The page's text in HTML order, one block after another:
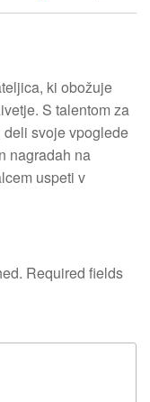
ki obožuje
S talentom za
svoje vpoglede
nagradah na
uspeti v
Required fields